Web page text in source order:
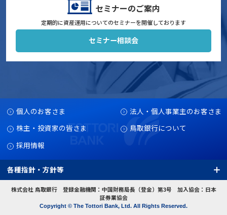
セミナーのご案内
定期的に資産運用についてのセミナーを開催しております
セミナー相談会
個人のお客さま 法人・個人事業主のお客さま
株主・投資家の皆さま 鳥取銀行について
採用情報
各種指針・方針等
株式会社 鳥取銀行 登録金融機関：中国財務局長（登金）第3号 加入協会：日本
証券業協会
Copyright © The Tottori Bank, Ltd. All Rights Reserved.